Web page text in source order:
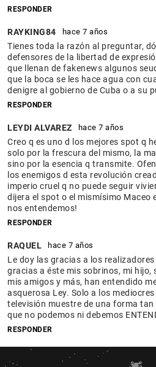
RESPONDER
RAYKING84 hace 7 años
Tienes toda la razón al preguntar,
defensores de la libertad de
que llenan de fakenews algunos
que la boca se les hace agua con
denigre al gobierno de Cuba o a su
RESPONDER
LEYDI ALVAREZ hace 7 años
Creo q es uno d los mejores spot q
solo por la frescura del mismo, la
sino por la esencia q transmite.
los enemigos d esta revolución
imperio cruel q no puede seguir
dijera el spot o el mismísimo Maceo
nos entendemos!
RESPONDER
RAQUEL hace 7 años
Le doy las gracias a los
gracias a éste mis sobrinos, mi hijo,
mis amigos y más, han entendido
asquerosa Ley. Solo a los
televisión muestre de una forma
que no podemos ni debemos
RESPONDER